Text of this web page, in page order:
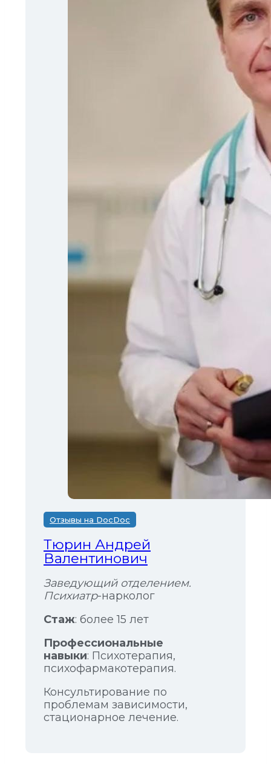
Отзывы на DocDoc
Тюрин Андрей
Валентинович
Заведующий отделением.
Психиатр-нарколог
Стаж: более 15 лет
Профессиональные
навыки: Психотерапия,
психофармакотерапия.
Консультирование по
проблемам зависимости,
стационарное лечение.